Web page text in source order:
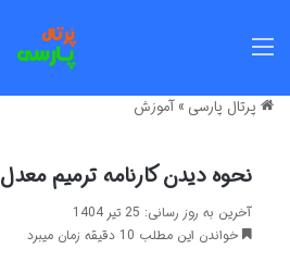
پرتال پارسی »آموزش
نحوه دیدن کارنامه ترمیم معدل
آخرین به روز رسانی: 25 تیر 1404
خواندن این مطلب 10 دقیقه زمان میبرد